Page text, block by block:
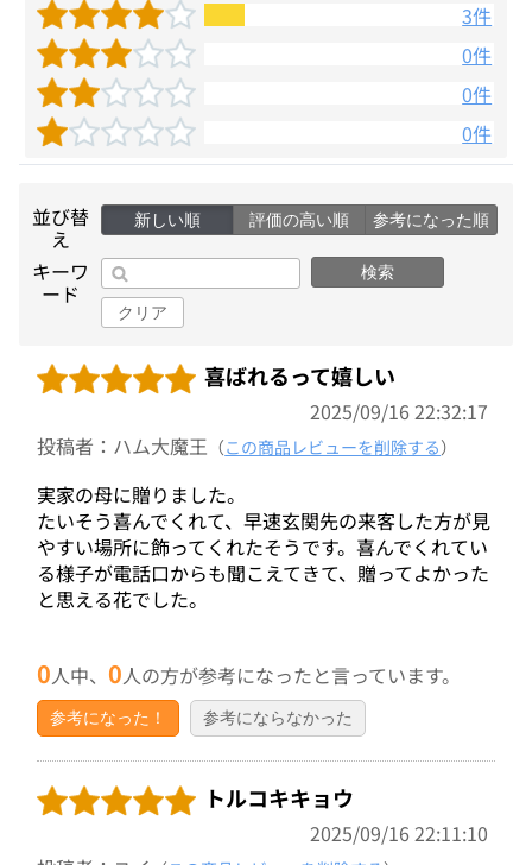
3件
0件
0件
0件
並び替
え
新しい順 評価の高い順 参考になった順
キーワ
ード
検索
クリア
喜ばれるって嬉しい
2025/09/16 22:32:17
投稿者：ハム大魔王 （この商品レビューを削除する）
実家の母に贈りました。
たいそう喜んでくれて、早速玄関先の来客した方が見
やすい場所に飾ってくれたそうです。喜んでくれてい
る様子が電話口からも聞こえてきて、贈ってよかった
と思える花でした。
0人中、0人の方が参考になったと言っています。
参考になった！ 参考にならなかった
トルコキキョウ
2025/09/16 22:11:10